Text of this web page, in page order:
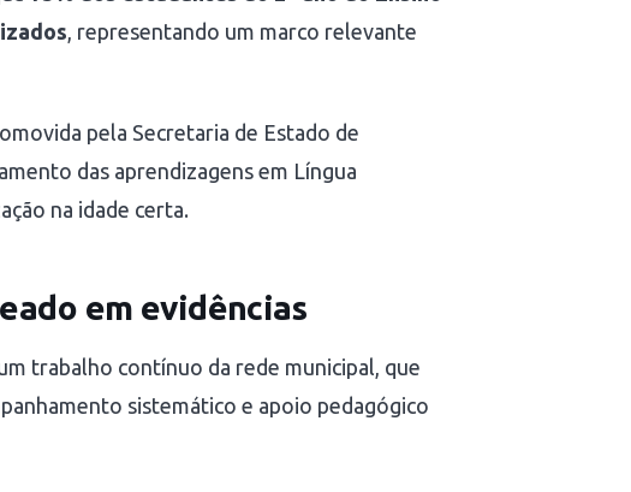
, representando um marco relevante
pela Secretaria de Estado de
das aprendizagens em Língua
na idade certa.
em evidências
trabalho contínuo da rede municipal, que
sistemático e apoio pedagógico